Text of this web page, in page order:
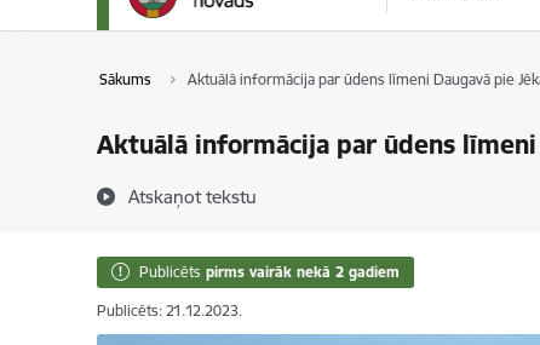
Sākums Aktuālā informācija par ūdens līmeni Daugavā pie
Aktuālā informācija par ūdens
Atskaņot tekstu
Publicēts pirms vairāk nekā 2 gadiem
Publicēts: 21.12.2023.